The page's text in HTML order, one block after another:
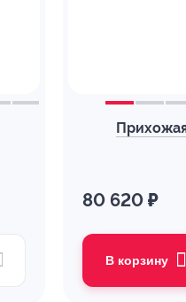
80 620 ₽
В корзину